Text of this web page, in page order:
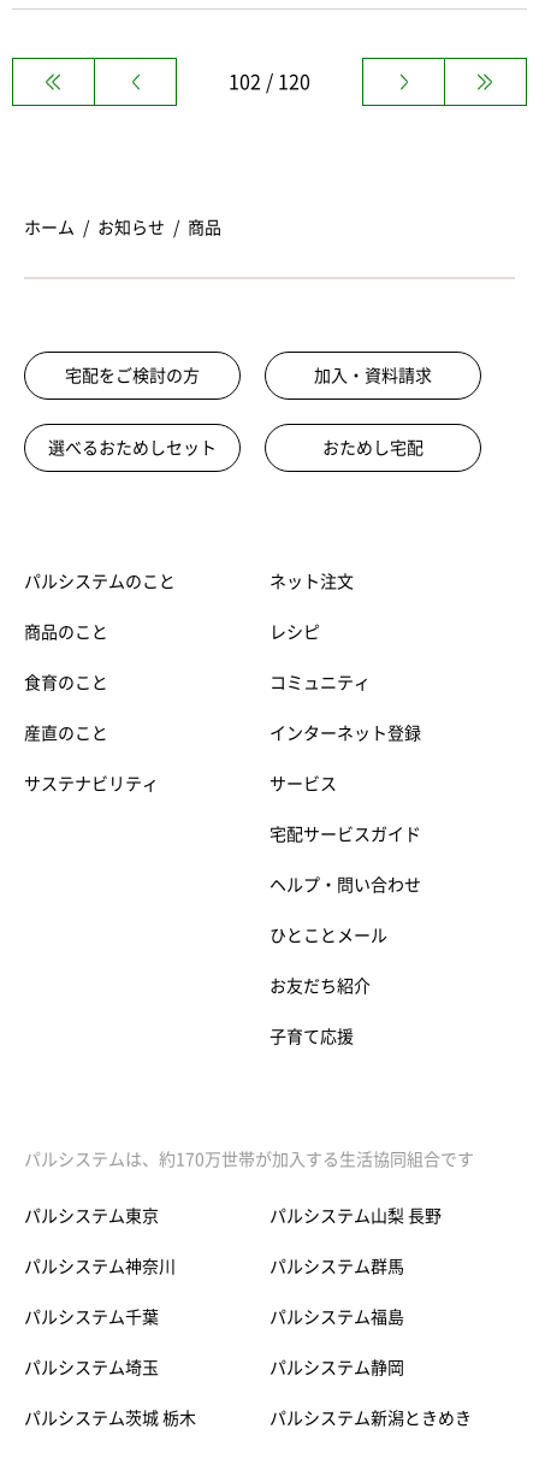
102 / 120
ホーム お知らせ 商品
宅配をご検討の方 加入・資料請求
選べるおためしセット おためし宅配
パルシステムのこと
商品のこと
食育のこと
産直のこと
サステナビリティ
ネット注文
レシピ
コミュニティ
インターネット登録
サービス
宅配サービスガイド
ヘルプ・問い合わせ
ひとことメール
お友だち紹介
子育て応援
パルシステムは、約170万世帯が加入する生活協同組合です
パルシステム東京
パルシステム神奈川
パルシステム千葉
パルシステム埼玉
パルシステム茨城 栃木
パルシステム山梨 長野
パルシステム群馬
パルシステム福島
パルシステム静岡
パルシステム新潟ときめき